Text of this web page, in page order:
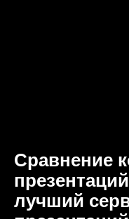
Сравнение
лучший